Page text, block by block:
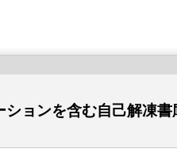
ションを含む自己解凍